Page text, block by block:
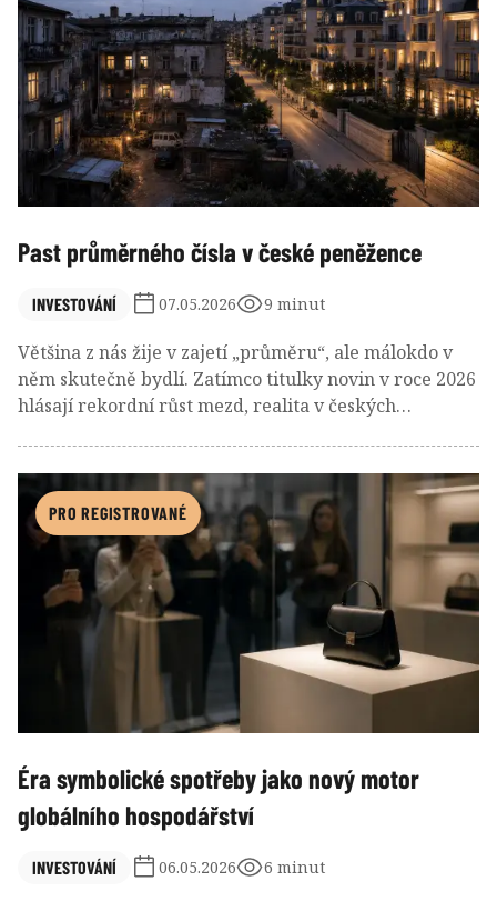
Past průměrného čísla v české peněžence
INVESTOVÁNÍ 07.05.2026 9 minut
Většina z nás žije v zajetí „průměru“, ale málokdo v
něm skutečně bydlí. Zatímco titulky novin v roce 2026
hlásají rekordní růst mezd, realita v českých
PRO REGISTROVANÉ
Éra symbolické spotřeby jako nový motor
globálního hospodářství
INVESTOVÁNÍ 06.05.2026 6 minut